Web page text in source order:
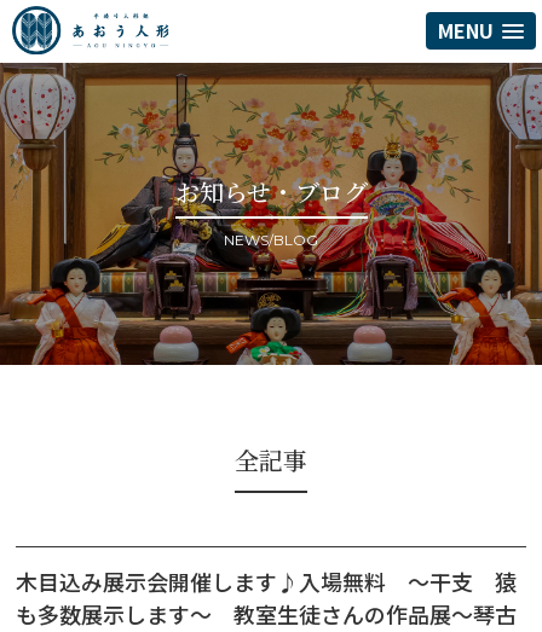
MENU
お知らせ・ブログ
NEWS/BLOG
全記事
木目込み展示会開催します♪入場無料 ～干支 猿
も多数展示します～ 教室生徒さんの作品展～琴古